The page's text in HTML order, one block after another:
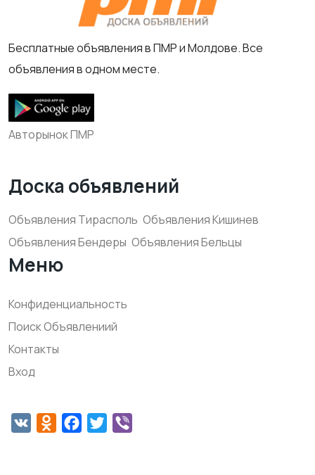
Бесплатные объявления в ПМР и Молдове. Все
объявления в одном месте.
Авторынок ПМР
Доска объявлений
Объявления Тирасполь Объявления Кишинев
Объявления Бендеры Объявления Бельцы
Меню
Конфиденциальность
Поиск Объявлениий
Контакты
Вход
VK Odnoklassniki
Facebook
Twitter